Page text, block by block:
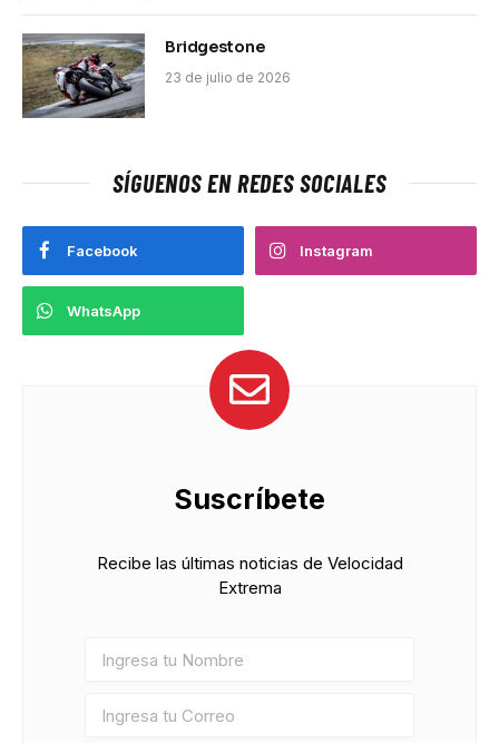
Bridgestone
23 de julio de 2026
SÍGUENOS EN REDES SOCIALES
Facebook Instagram
WhatsApp
Suscríbete
Recibe las últimas noticias de Velocidad
Extrema